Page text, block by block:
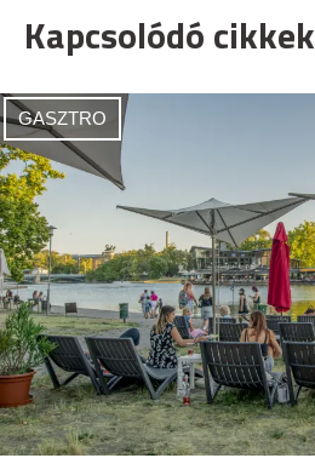
Kapcsolódó cikkek
GASZTRO